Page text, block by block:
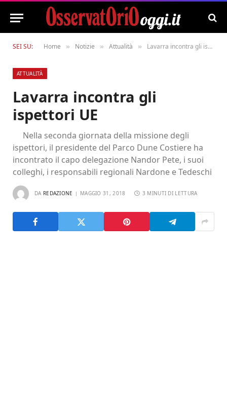
SEI SU: Home » Notizie » Attualità » Lavarra incontra gli ispettori UE
ATTUALITÀ
Lavarra incontra gli
ispettori UE
Nella seconda giornata della missione degli
ispettori, il presidente del Parco Dune Costiere ha
incontrato il capo delegazione Nandor Pete, i suoi
colleghi, i responsabili regionali Nardone e Tedeschi
DA REDAZIONE MAGGIO 31, 2018 3 MINUTI DI LETTURA